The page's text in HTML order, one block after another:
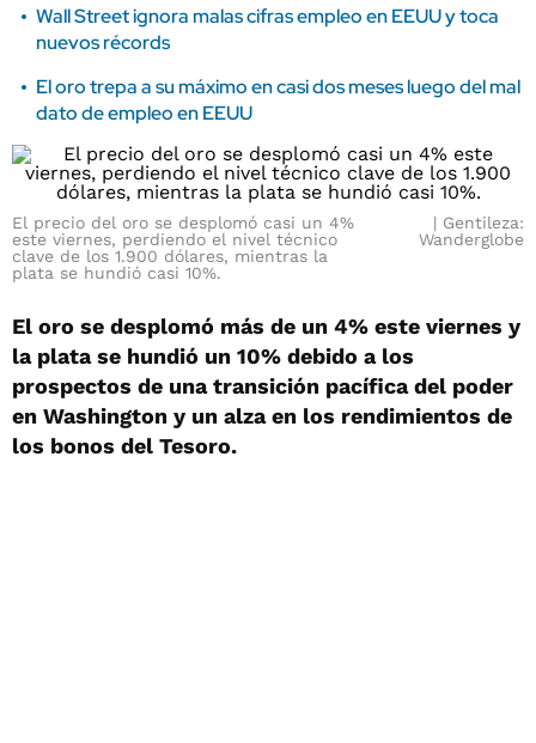
Wall Street ignora malas cifras empleo en EEUU y toca
nuevos récords
El oro trepa a su máximo en casi dos meses luego del mal
dato de empleo en EEUU
El precio del oro se desplomó casi un 4%
este viernes, perdiendo el nivel técnico
clave de los 1.900 dólares, mientras la
plata se hundió casi 10%.
Gentileza:
Wanderglobe
El oro se desplomó más de un 4% este viernes y
la plata se hundió un 10% debido a los
prospectos de una transición pacífica del poder
en Washington y un alza en los rendimientos de
los bonos del Tesoro.